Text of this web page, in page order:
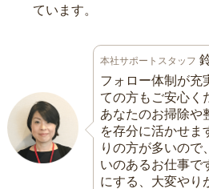
ています。
本社サポートスタッフ
フォロー体制が充
ての方もご安心く
あなたのお掃除や
を存分に活かせま
りの方が多いので
いのあるお仕事で
にする、大変やり